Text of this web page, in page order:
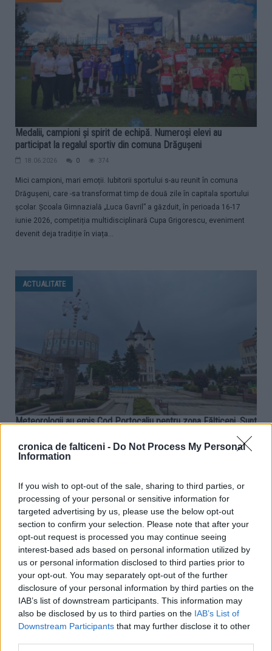
cronica de falticeni - Do Not Process My Personal
Information
If you wish to opt-out of the sale, sharing to third parties, or
processing of your personal or sensitive information for
targeted advertising by us, please use the below opt-out
section to confirm your selection. Please note that after your
opt-out request is processed you may continue seeing
interest-based ads based on personal information utilized by
us or personal information disclosed to third parties prior to
your opt-out. You may separately opt-out of the further
disclosure of your personal information by third parties on the
IAB’s list of downstream participants. This information may
also be disclosed by us to third parties on the IAB’s List of
Downstream Participants that may further disclose it to other
Medalii, campioni și spirit de echipă. Numeroși elevi au
participat la regalul sportiv din comuna Drăgușeni
18.06.2026 0 374
Mici campioni, mari emoții. Iubitorii sportului s-au reunit în comuna
Drăgușeni, care -sa transformat timp de două zile în capitala sportului
școlar. Școala Gimnazială „Luca Gavril” a găzduit, în perioada 16-17
iunie 2026, competiția multidisciplinară Cupa Grigorescu, eveniment
devenit deja tradiție în viața...
ACTUALITATE
Meteorologii au emis Cod Portocaliu pentru zona Fălticeni. Sunt
11.06.2026 0 156
va avea parte de un episod de vreme severă, după ce meteorologii au
emis un Cod Portocaliu de instabilitate atmosferică accentuată.
Avertizarea este valabilă în perioada 11 iunie, ora 12:00 – 12 iunie, ora
10:00. În intervalul menționat vor fi perioade...
EDUCAȚIE